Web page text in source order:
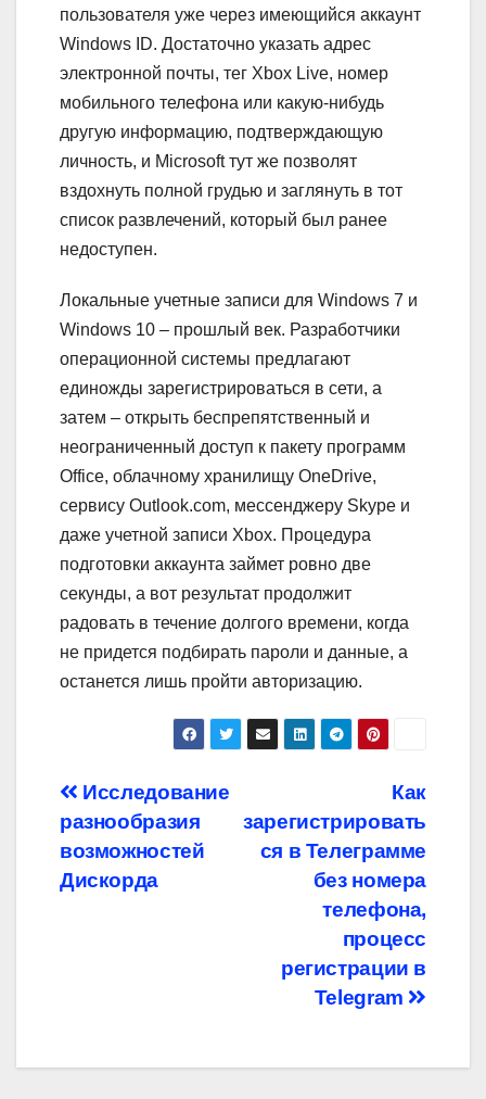
пользователя уже через имеющийся аккаунт
Windows ID. Достаточно указать адрес
электронной почты, тег Xbox Live, номер
мобильного телефона или какую-нибудь
другую информацию, подтверждающую
личность, и Microsoft тут же позволят
вздохнуть полной грудью и заглянуть в тот
список развлечений, который был ранее
недоступен.
Локальные учетные записи для Windows 7 и
Windows 10 – прошлый век. Разработчики
операционной системы предлагают
единожды зарегистрироваться в сети, а
затем – открыть беспрепятственный и
неограниченный доступ к пакету программ
Office, облачному хранилищу OneDrive,
сервису Outlook.com, мессенджеру Skype и
даже учетной записи Xbox. Процедура
подготовки аккаунта займет ровно две
секунды, а вот результат продолжит
радовать в течение долгого времени, когда
не придется подбирать пароли и данные, а
останется лишь пройти авторизацию.
Навигация
по
записям
Как
зарегистрировать
ся в Телеграмме
без номера
телефона,
процесс
регистрации в
Telegram
Исследование
разнообразия
возможностей
Дискорда